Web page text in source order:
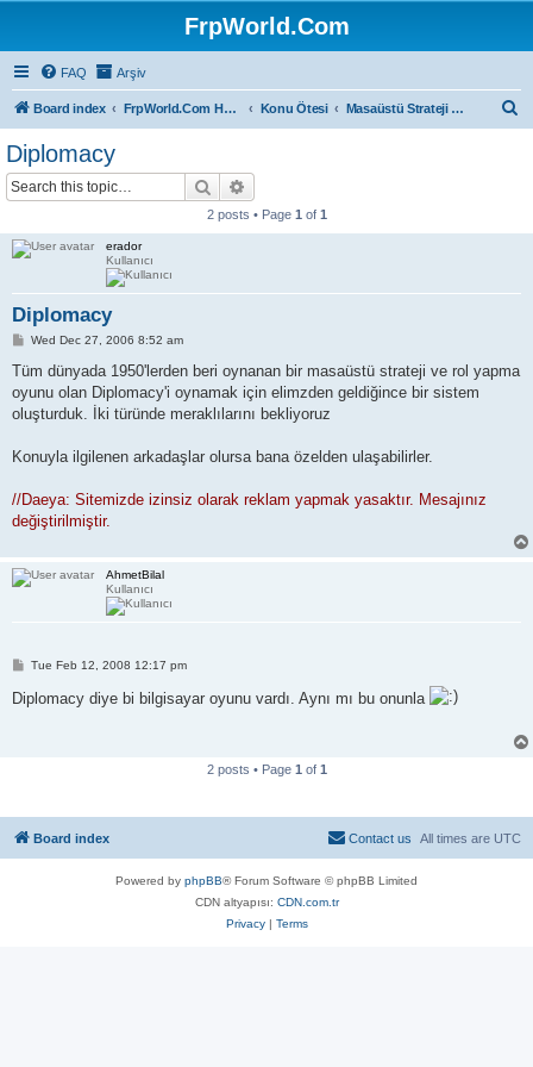
FrpWorld.Com
FAQ Arşiv
Board index FrpWorld.Com Hakkında Konu Ötesi Masaüstü Strateji ve Kart Oyunları
Diplomacy
Search
2 posts • Page 1 of 1
erador
Kullanıcı
Diplomacy
P
s
Wed Dec 27, 2006 8:52 am
Tüm dünyada 1950'lerden beri oynanan bir masaüstü strateji ve rol yapma
oyunu olan Diplomacy'i oynamak için elimzden geldiğince bir sistem
oluşturduk. İki türünde meraklılarını bekliyoruz
Konuyla ilgilenen arkadaşlar olursa bana özelden ulaşabilirler.
//Daeya: Sitemizde izinsiz olarak reklam yapmak yasaktır. Mesajınız
değiştirilmiştir.
AhmetBilal
Kullanıcı
P
t
Tue Feb 12, 2008 12:17 pm
Diplomacy diye bi bilgisayar oyunu vardı. Aynı mı bu onunla
2 posts • Page 1 of 1
Board index All times are UTC
Contact us
Powered by phpBB® Forum Software © phpBB Limited
CDN altyapısı: CDN.com.tr
Privacy| Terms